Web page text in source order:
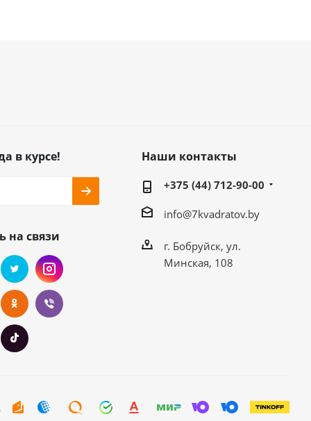
в курсе!
на связи
Наши контакты
+375 (44) 712-90-00
info@7kvadratov.by
г. Бобруйск, ул.
Минская, 108